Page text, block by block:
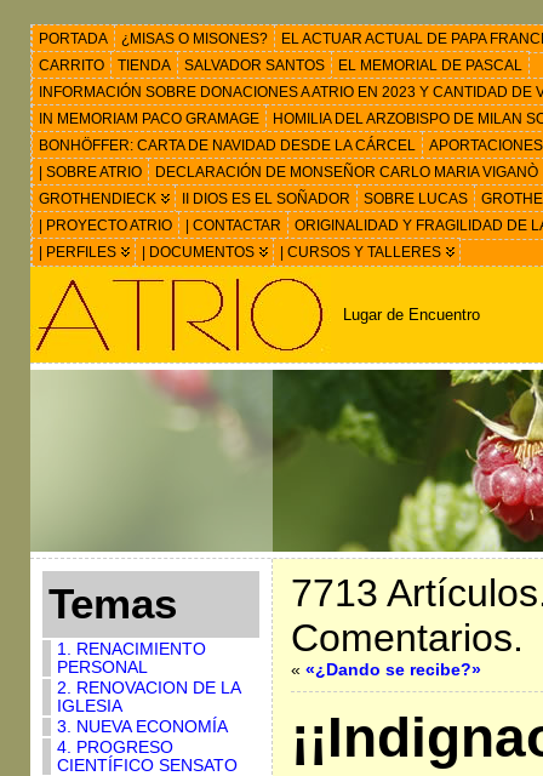
PORTADA ¿MISAS O MISONES?
EL ACTUAR ACTUAL DE PAPA
CARRITO
TIENDA SALVADOR SANTOS
EL MEMORIAL DE PASCAL
INFORMACIÓN SOBRE DONACIONES A ATRIO EN 2023 Y CANTIDAD
IN MEMORIAM PACO GRAMAGE
HOMILIA DEL ARZOBISPO DE MILAN
BONHÖFFER: CARTA DE NAVIDAD DESDE LA CÁRCEL
| SOBRE ATRIO
DECLARACIÓN DE MONSEÑOR CARLO MARIA VIGANÒ
GROTHENDIECK
II DIOS ES EL SOÑADOR SOBRE LUCAS
| PROYECTO ATRIO
| CONTACTAR
ORIGINALIDAD Y FRAGILIDAD DE
| PERFILES
| DOCUMENTOS | CURSOS Y TALLERES
Lugar de Encuentro
Temas
1. RENACIMIENTO
PERSONAL
2. RENOVACION DE LA
IGLESIA
3. NUEVA ECONOMÍA
4. PROGRESO
CIENTÍFICO SENSATO
7713
Comentarios.
« «¿Dando se recibe?»